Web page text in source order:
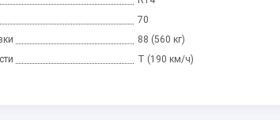
70
88 (560 кг)
T (190 км/ч)